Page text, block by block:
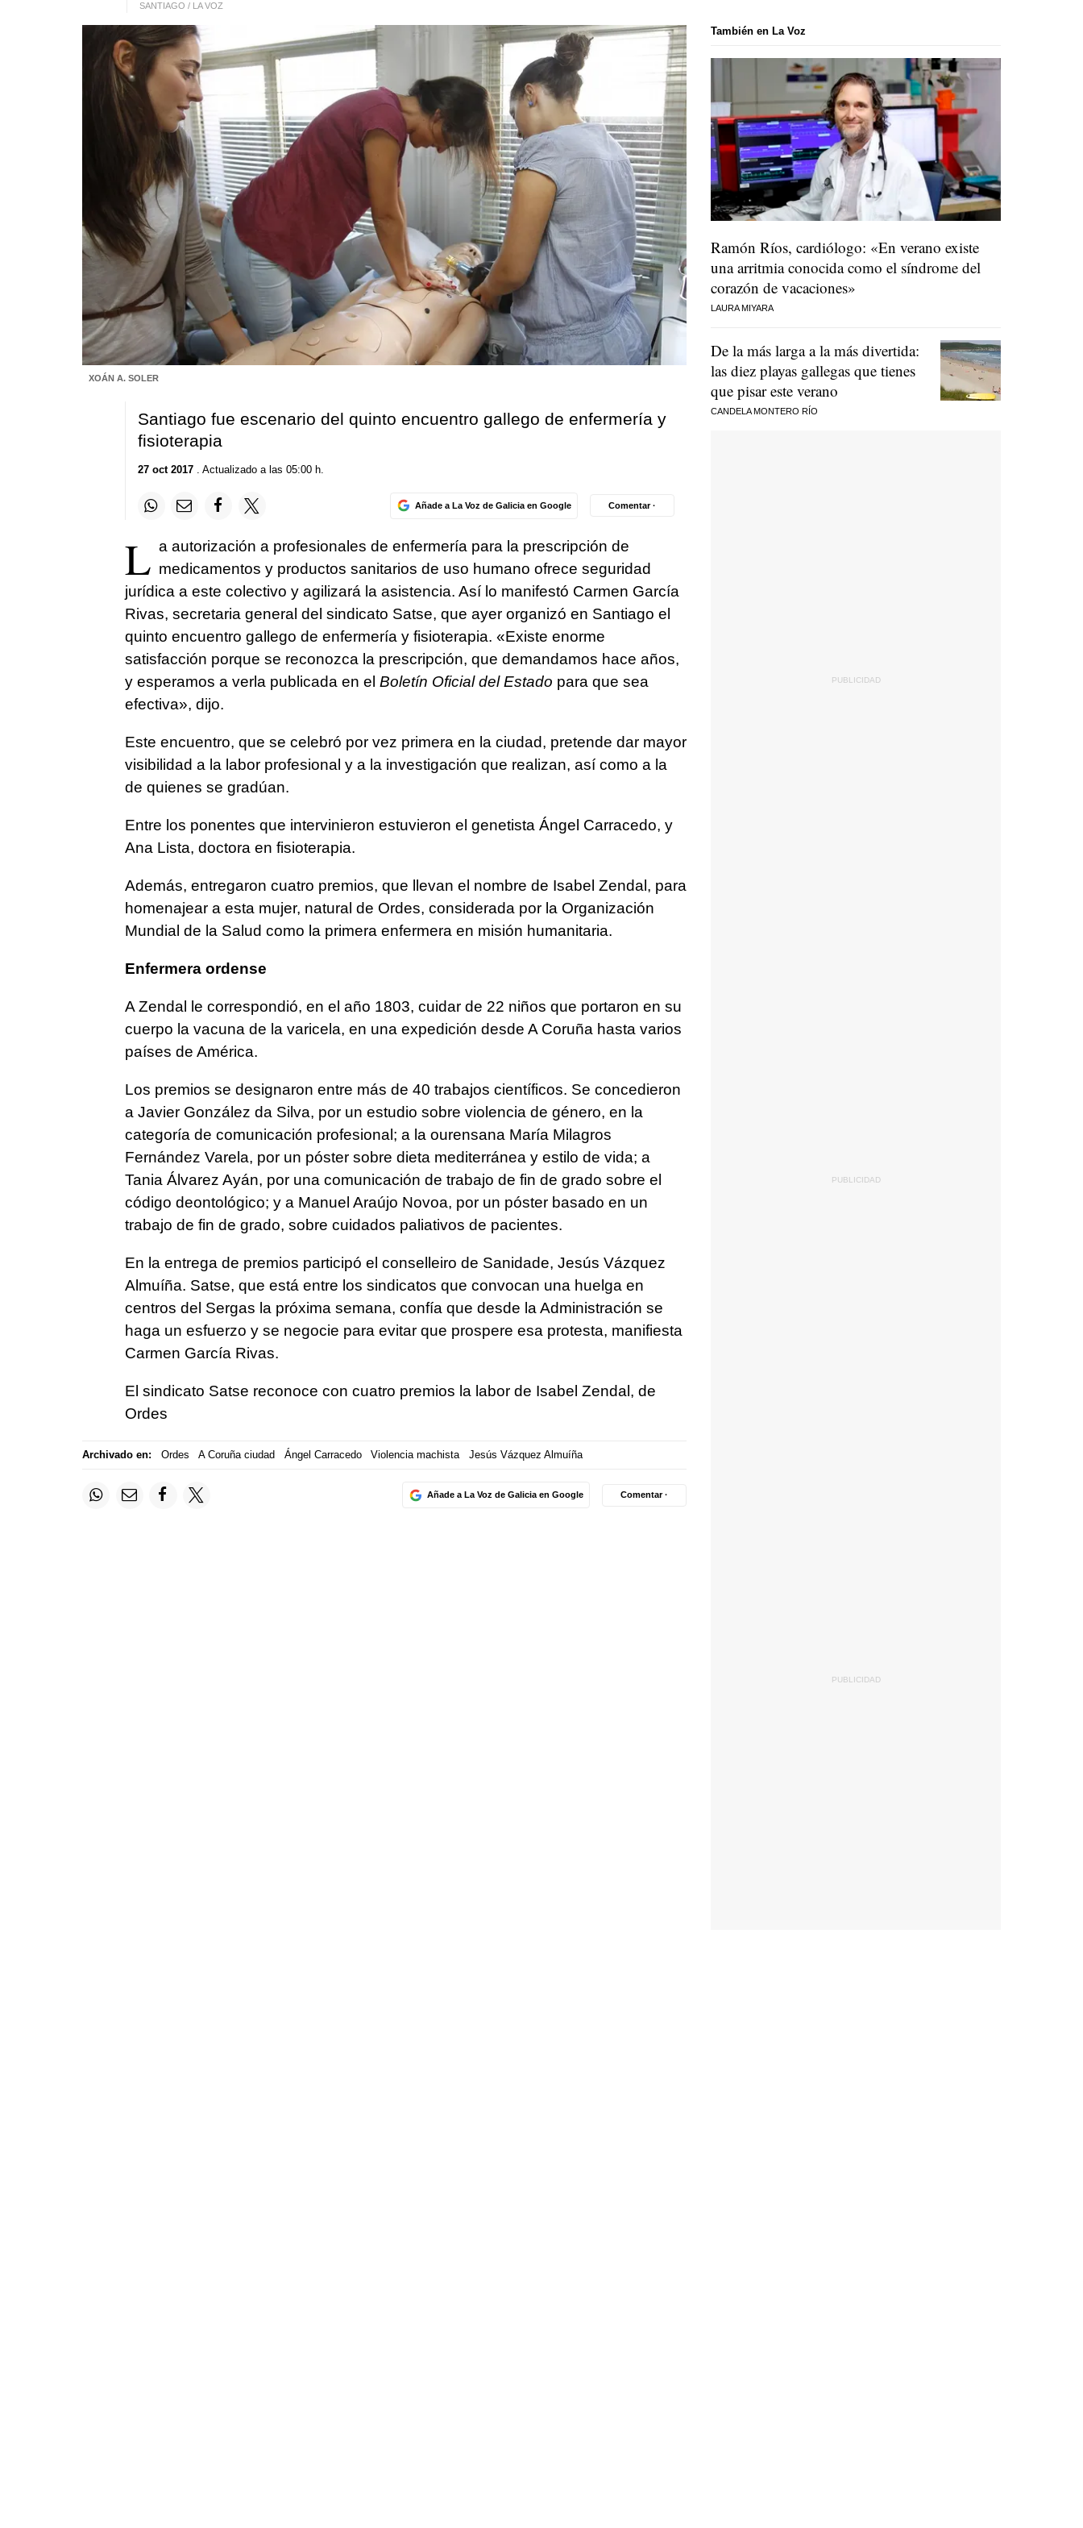
SANTIAGO / LA VOZ
XOÁN A. SOLER
Santiago fue escenario del quinto encuentro gallego de enfermería y
fisioterapia
27 oct 2017. Actualizado a las 05:00 h.
Añade a La Voz de Galicia en Google Comentar ·
L a autorización a profesionales de enfermería para la prescripción de
medicamentos y productos sanitarios de uso humano ofrece seguridad
jurídica a este colectivo y agilizará la asistencia. Así lo manifestó Carmen García
Rivas, secretaria general del sindicato Satse, que ayer organizó en Santiago el
quinto encuentro gallego de enfermería y fisioterapia. «Existe enorme
satisfacción porque se reconozca la prescripción, que demandamos hace años,
y esperamos a verla publicada en el Boletín Oficial del Estado para que sea
efectiva», dijo.
Este encuentro, que se celebró por vez primera en la ciudad, pretende dar mayor
visibilidad a la labor profesional y a la investigación que realizan, así como a la
de quienes se gradúan.
Entre los ponentes que intervinieron estuvieron el genetista Ángel Carracedo, y
Ana Lista, doctora en fisioterapia.
Además, entregaron cuatro premios, que llevan el nombre de Isabel Zendal, para
homenajear a esta mujer, natural de Ordes, considerada por la Organización
Mundial de la Salud como la primera enfermera en misión humanitaria.
Enfermera ordense
A Zendal le correspondió, en el año 1803, cuidar de 22 niños que portaron en su
cuerpo la vacuna de la varicela, en una expedición desde A Coruña hasta varios
países de América.
Los premios se designaron entre más de 40 trabajos científicos. Se concedieron
a Javier González da Silva, por un estudio sobre violencia de género, en la
categoría de comunicación profesional; a la ourensana María Milagros
Fernández Varela, por un póster sobre dieta mediterránea y estilo de vida; a
Tania Álvarez Ayán, por una comunicación de trabajo de fin de grado sobre el
código deontológico; y a Manuel Araújo Novoa, por un póster basado en un
trabajo de fin de grado, sobre cuidados paliativos de pacientes.
En la entrega de premios participó el conselleiro de Sanidade, Jesús Vázquez
Almuíña. Satse, que está entre los sindicatos que convocan una huelga en
centros del Sergas la próxima semana, confía que desde la Administración se
haga un esfuerzo y se negocie para evitar que prospere esa protesta, manifiesta
Carmen García Rivas.
El sindicato Satse reconoce con cuatro premios la labor de Isabel Zendal, de
Ordes
Archivado en: Ordes A Coruña ciudad Ángel Carracedo Violencia machista Jesús Vázquez Almuíña
Añade a La Voz de Galicia en Google Comentar ·
También en La Voz
Ramón Ríos, cardiólogo: «En verano existe
una arritmia conocida como el síndrome del
corazón de vacaciones»
LAURA MIYARA
De la más larga a la más divertida:
las diez playas gallegas que tienes
que pisar este verano
CANDELA MONTERO RÍO